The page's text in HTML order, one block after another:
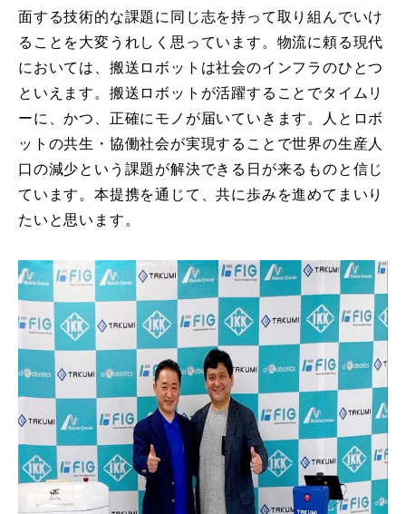
面する技術的な課題に同じ志を持って取り組んでいけ
ることを大変うれしく思っています。物流に頼る現代
においては、搬送ロボットは社会のインフラのひとつ
といえます。搬送ロボットが活躍することでタイムリ
ーに、かつ、正確にモノが届いていきます。人とロボ
ットの共生・協働社会が実現することで世界の生産人
口の減少という課題が解決できる日が来るものと信じ
ています。本提携を通じて、共に歩みを進めてまいり
たいと思います。